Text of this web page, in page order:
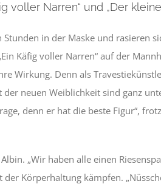
Narren“ und „Der kleine
in der Maske und rasieren
Käfig voller Narren“ auf der
Wirkung. Denn als
neuen Weiblichkeit sind ganz
denn er hat die beste Figur“,
„Wir haben alle einen
Körperhaltung kämpfen.